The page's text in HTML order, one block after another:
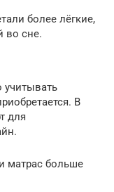
более лёгкие,
во сне.
учитывать
В
для
матрас больше